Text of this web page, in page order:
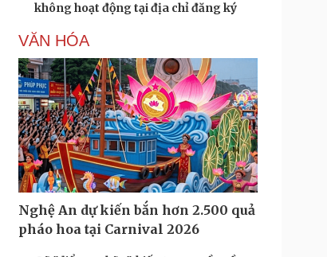
không hoạt động tại địa chỉ đăng ký
VĂN HÓA
Nghệ An dự kiến bắn hơn 2.500 quả
pháo hoa tại Carnival 2026